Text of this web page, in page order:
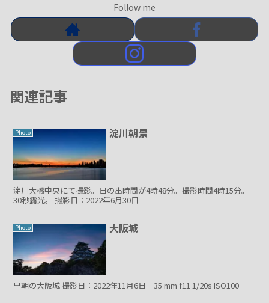
Follow me
関連記事
Photo 淀川朝景
淀川大橋中央にて撮影。日の出時間が4時48分。撮影時間4時15分。
30秒露光。 撮影日：2022年6月30日
Photo 大阪城
早朝の大阪城 撮影日：2022年11月6日 35 mm f11 1/20s ISO100